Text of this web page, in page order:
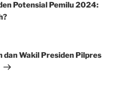
Potensial Pemilu 2024:
Wakil Presiden Pilpres